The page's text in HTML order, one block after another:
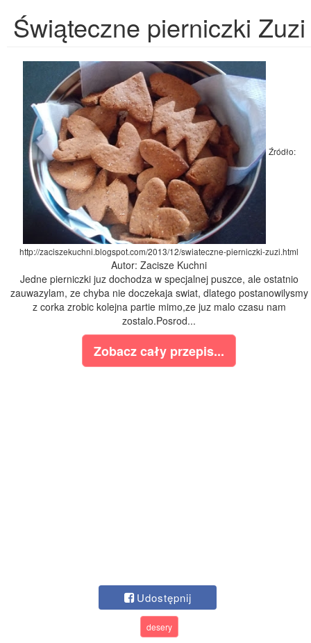
Świąteczne pierniczki Zuzi
Źródło:
http://zaciszekuchni.blogspot.com/2013/12/swiateczne-pierniczki-zuzi.html
Autor: Zacisze Kuchni
Jedne pierniczki juz dochodza w specjalnej puszce, ale ostatnio
zauwazylam, ze chyba nie doczekaja swiat, dlatego postanowilysmy
z corka zrobic kolejna partie mimo,ze juz malo czasu nam
zostalo.Posrod...
Zobacz cały przepis...
Udostępnij
desery